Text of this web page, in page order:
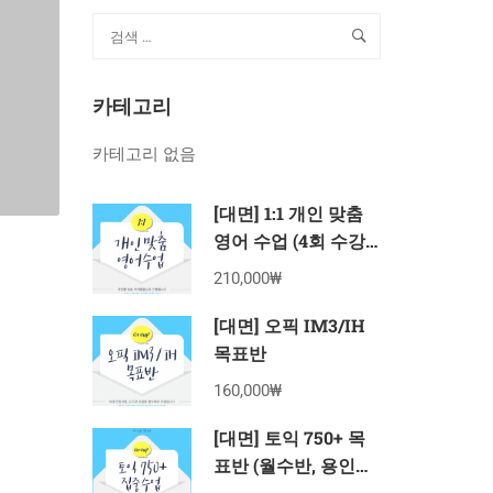
카테고리
카테고리 없음
[대면] 1:1 개인 맞춤
영어 수업 (4회 수강
권)
210,000₩
[대면] 오픽 IM3/IH
목표반
160,000₩
[대면] 토익 750+ 목
표반 (월수반, 용인죽